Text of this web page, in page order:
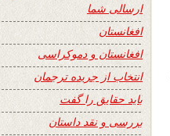
ارسالی شما
افغانستان
افغانستان و دموکراسی
انتخاب از جریده ترجمان
باید حقایق را گفت
بررسی و نقد داستان